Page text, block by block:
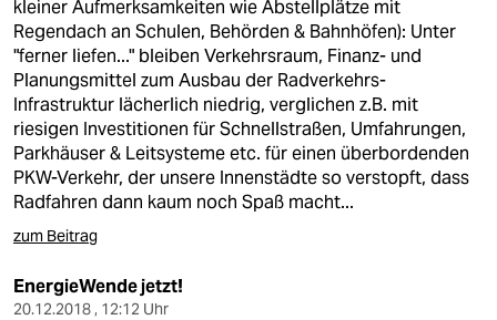
kleiner Aufmerksamkeiten wie Abstellplätze mit
Regendach an Schulen, Behörden & Bahnhöfen): Unter
"ferner liefen..." bleiben Verkehrsraum, Finanz- und
Planungsmittel zum Ausbau der Radverkehrs-
Infrastruktur lächerlich niedrig, verglichen z.B. mit
riesigen Investitionen für Schnellstraßen, Umfahrungen,
Parkhäuser & Leitsysteme etc. für einen überbordenden
PKW-Verkehr, der unsere Innenstädte so verstopft, dass
Radfahren dann kaum noch Spaß macht...
zum Beitrag
EnergieWende jetzt!
20.12.2018 , 12:12 Uhr